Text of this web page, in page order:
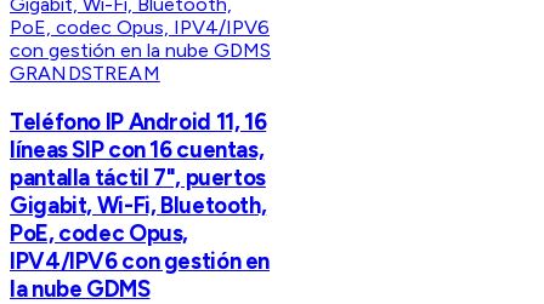
GRANDSTREAM
Teléfono IP Android 11, 16
líneas SIP con 16 cuentas,
pantalla táctil 7", puertos
Gigabit, Wi-Fi, Bluetooth,
PoE, codec Opus,
IPV4/IPV6 con gestión en
la nube GDMS